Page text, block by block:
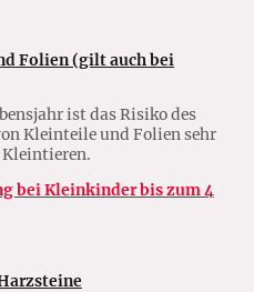
Folien (gilt auch bei
ist das Risiko des
Kleinteile und Folien sehr
Kleintieren.
bei Kleinkinder bis zum 4